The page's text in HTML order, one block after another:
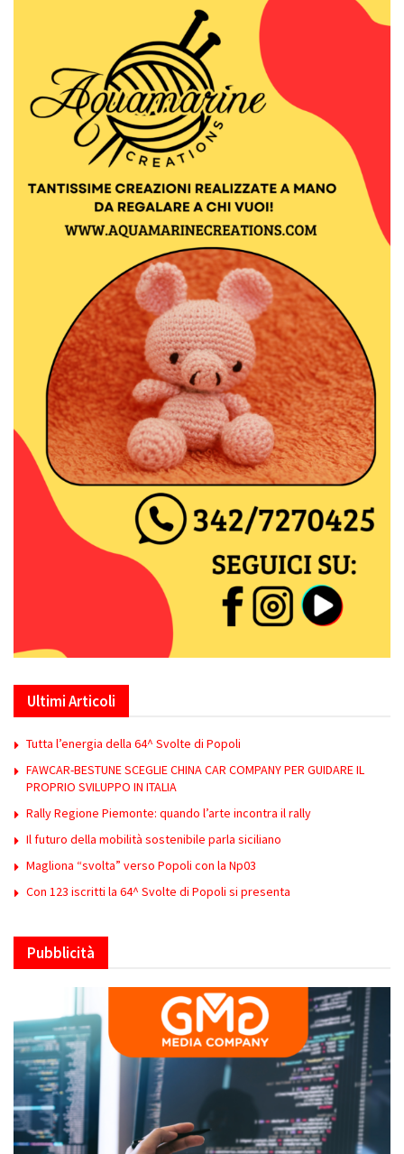
Ultimi Articoli
Tutta l’energia della 64^ Svolte di Popoli
FAWCAR-BESTUNE SCEGLIE CHINA CAR COMPANY PER GUIDARE IL
PROPRIO SVILUPPO IN ITALIA
Rally Regione Piemonte: quando l’arte incontra il rally
Il futuro della mobilità sostenibile parla siciliano
Magliona “svolta” verso Popoli con la Np03
Con 123 iscritti la 64^ Svolte di Popoli si presenta
Pubblicità